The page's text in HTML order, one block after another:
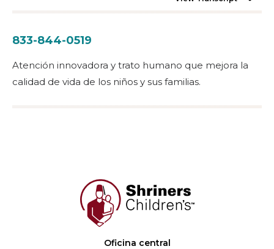
833-844-0519
Atención innovadora y trato humano que mejora la
calidad de vida de los niños y sus familias.
Oficina central